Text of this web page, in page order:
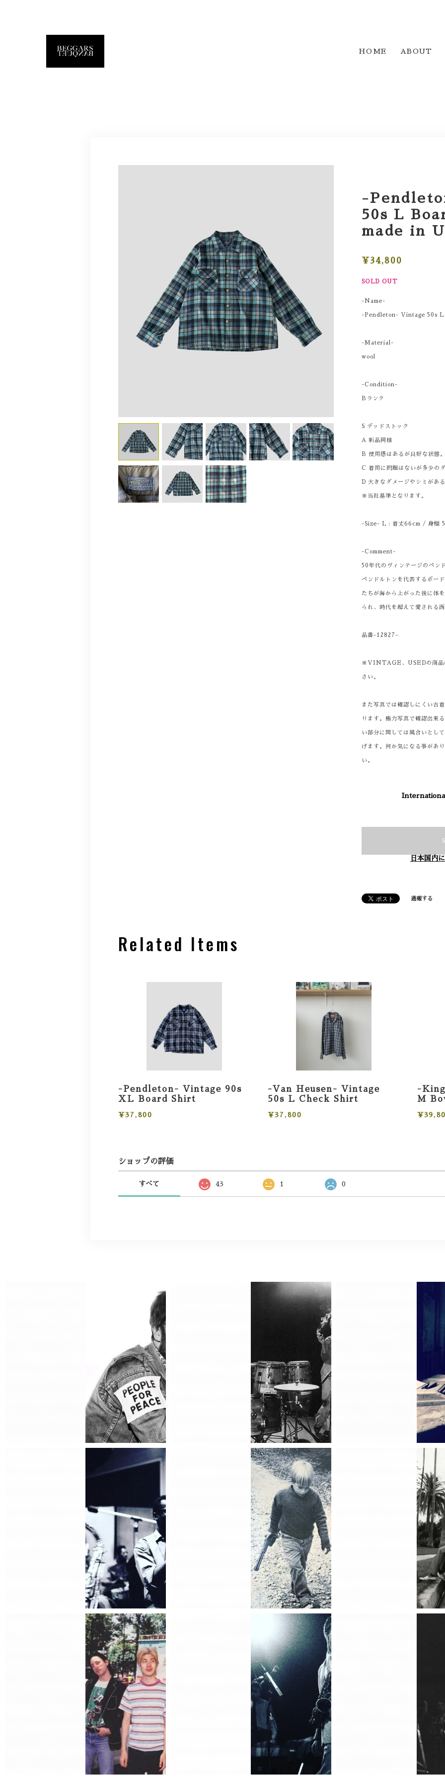
HOME ABOUT
-
50s L
made in
¥34,800
SOLD OUT
-Name-
-Pendleton- Vintage 50s
-Material-
wool
-Condition-
Bランク
S デッドストック
A 新品同様
B 使用感はあるが良好な状態
C 着用に問題はないが多少の
D 大きなダメージやシミがあ
※当社基準となります。
-Size- L : 着丈66cm / 身幅
-Comment-
50年代のヴィンテージのペン
ペンドルトンを代表するボー
たちが海から上がった後に体
られ、時代を超えて愛される
品番-12827-
※VINTAGE、USEDの商品
さい。
また写真では確認しにくい古
ります。極力写真で確認出来
い部分に関しては風合いとし
げます。何か気になる事があ
い。
日本国内
通報する
Related Items
-Pendleton- Vintage 90s
XL Board Shirt
¥37,800
-Van Heusen- Vintage
50s L Check Shirt
¥37,800
-
M
ショップの評価
すべて 43 1 0